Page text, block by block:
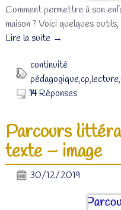
Comment permettre à son
maison ? Voici quelques
Lire la suite →
continuité
pédagogique,cp,lecture,
14Réponses
Parcours
texte – image
30/12/2019